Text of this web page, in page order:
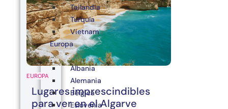
EUROPA
Lugares imprescindibles
para ver en el Algarve
Tailandia
Turquía
Vietnam
Europa
Albania
Alemania
Bélgica
Eslovenia